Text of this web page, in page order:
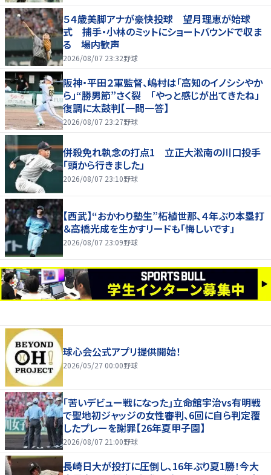
５４歳美脚アナが豪快投球 望月理恵が始球
式 捕手・小林のミットにショートバウンドで収ま
る 場内歓声
2026/08/07 23:32野球
阪神・平田２軍監督、嶋村は「高知のイノシシやか
ら」“勝男節”さく裂 「やっと感じが出てきたね」
復調に太鼓判【一問一答】
2026/08/07 23:27野球
併殺免れ執念の打点1 立正大淞南の川口投手
「頭から行きました」
2026/08/07 23:10野球
【西武】“おかわり塾生”柘植世那、４年ぶり本塁打
＆高橋光成を生かすリードも「悔しいです」
2026/08/07 23:09野球
球心会公式アプリ提供開始！
2026/05/27 00:00野球
｢苦いデビュー戦になった｣立命館宇治vs有明戦
で聖地初ジャッジの女性審判、6回に自ら判定覆
したプレーを謝罪【26年夏甲子園】
2026/08/07 21:00野球
長崎日大が投打に圧倒し、16年ぶり夏1勝！今大